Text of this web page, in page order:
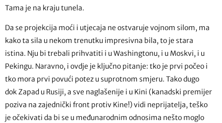
Tama je na kraju tunela.
Da se projekcija moći i utjecaja ne ostvaruje vojnom silom, ma
kako ta sila u nekom trenutku impresivna bila, to je stara
istina. Nju bi trebali prihvatiti i u Washingtonu, i u Moskvi, i u
Pekingu. Naravno, i ovdje je ključno pitanje: tko je prvi počeo i
tko mora prvi povući potez u suprotnom smjeru. Tako dugo
dok Zapad u Rusiji, a sve naglašenije i u Kini (kanadski premijer
poziva na zajednički front protiv Kine!) vidi neprijatelja, teško
je očekivati da bi se u međunarodnim odnosima nešto moglo